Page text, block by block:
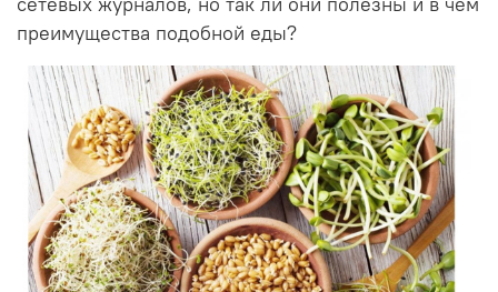
преимущества подобной еды?